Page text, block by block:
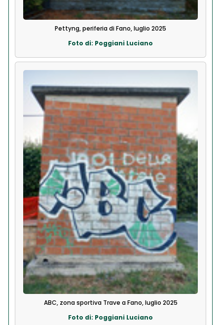
Pettyng, periferia di Fano, luglio 2025
Foto di: Poggiani Luciano
ABC, zona sportiva Trave a Fano, luglio 2025
Foto di: Poggiani Luciano